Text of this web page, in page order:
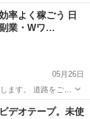
す！ PC不要
きます。 これか
レコーダー
率よく稼ごう 日
業・Wワ…
05月26日
ます。 道路をご利
るために適切に誘
経験でも安心!!> 丁
デオテープ。未使